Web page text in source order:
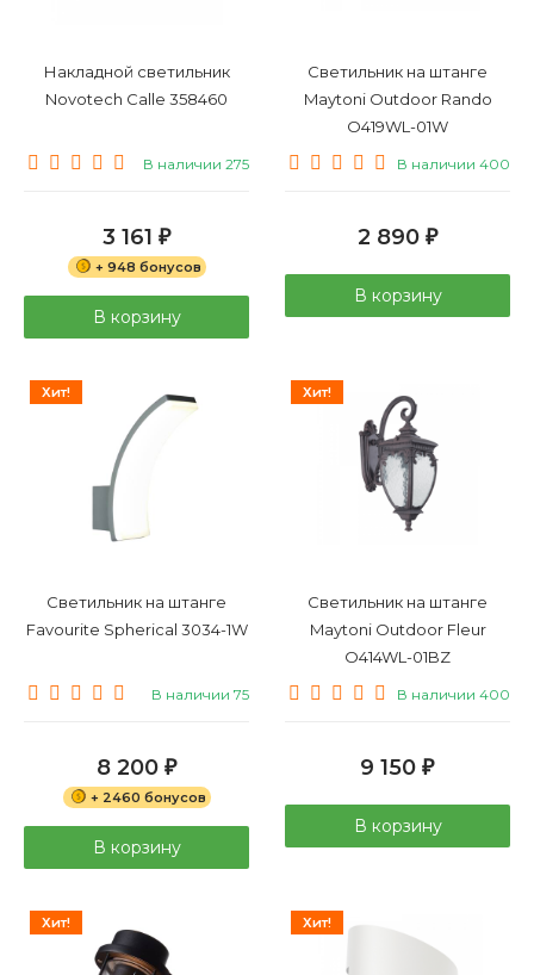
Накладной светильник
Novotech Calle 358460
В наличии 275
3 161 ₽
+ 948 бонусов
В корзину
Светильник на штанге
Maytoni Outdoor Rando
O419WL-01W
В наличии 400
2 890 ₽
В корзину
Хит!
Светильник на штанге
Favourite Spherical 3034-1W
В наличии 75
8 200 ₽
+ 2460 бонусов
В корзину
Хит!
Светильник на штанге
Maytoni Outdoor Fleur
O414WL-01BZ
В наличии 400
9 150 ₽
В корзину
Хит! Хит!